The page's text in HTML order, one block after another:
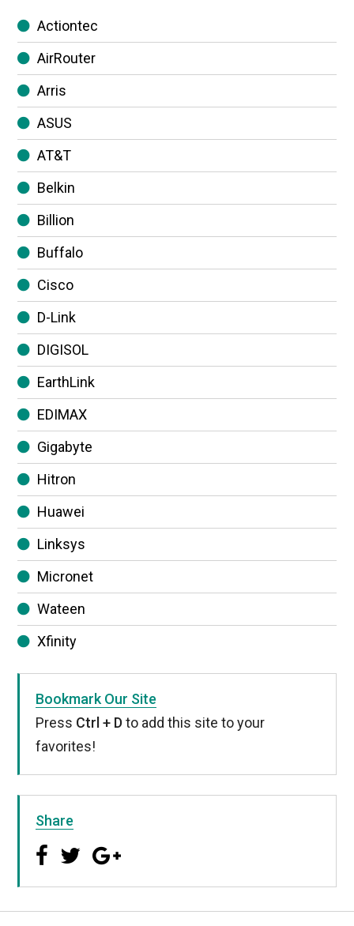
Actiontec
AirRouter
Arris
ASUS
AT&T
Belkin
Billion
Buffalo
Cisco
D-Link
DIGISOL
EarthLink
EDIMAX
Gigabyte
Hitron
Huawei
Linksys
Micronet
Wateen
Xfinity
Bookmark Our Site
Press Ctrl + Dto add this site to your
favorites!
Share